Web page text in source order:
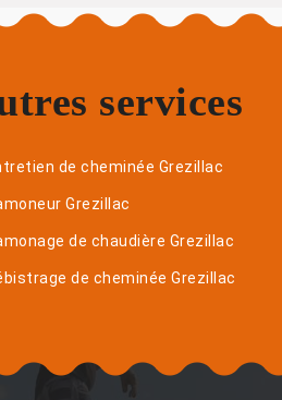
services
de cheminée Grezillac
Grezillac
de chaudière Grezillac
de cheminée Grezillac